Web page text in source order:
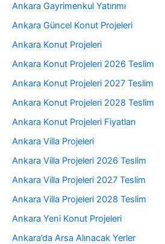
Ankara Gayrimenkul Yatırımı
Ankara Güncel Konut Projeleri
Ankara Konut Projeleri
Ankara Konut Projeleri 2026 Teslim
Ankara Konut Projeleri 2027 Teslim
Ankara Konut Projeleri 2028 Teslim
Ankara Konut Projeleri Fiyatları
Ankara Villa Projeleri
Ankara Villa Projeleri 2026 Teslim
Ankara Villa Projeleri 2027 Teslim
Ankara Villa Projeleri 2028 Teslim
Ankara Yeni Konut Projeleri
Ankara’da Arsa Alınacak Yerler